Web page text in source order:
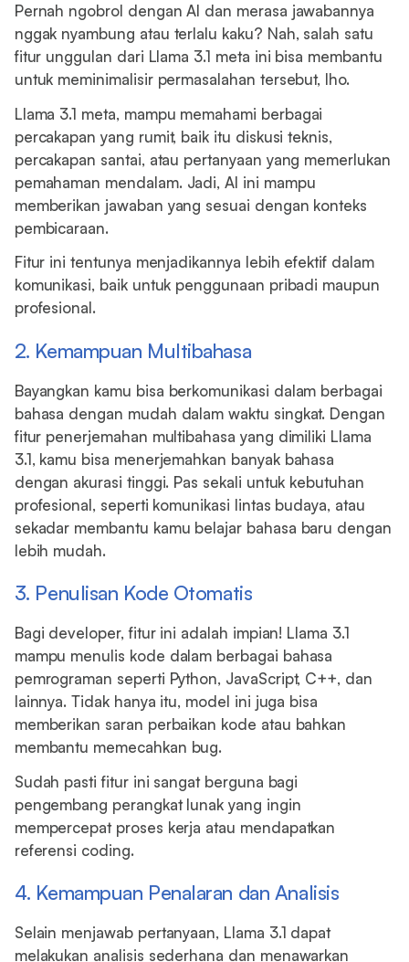
Pernah ngobrol dengan AI dan merasa jawabannya
nggak nyambung atau terlalu kaku? Nah, salah satu
fitur unggulan dari Llama 3.1 meta ini bisa membantu
untuk meminimalisir permasalahan tersebut, lho.
Llama 3.1 meta, mampu memahami berbagai
percakapan yang rumit, baik itu diskusi teknis,
percakapan santai, atau pertanyaan yang memerlukan
pemahaman mendalam. Jadi, AI ini mampu
memberikan jawaban yang sesuai dengan konteks
pembicaraan.
Fitur ini tentunya menjadikannya lebih efektif dalam
komunikasi, baik untuk penggunaan pribadi maupun
profesional.
2. Kemampuan Multibahasa
Bayangkan kamu bisa berkomunikasi dalam berbagai
bahasa dengan mudah dalam waktu singkat. Dengan
fitur penerjemahan multibahasa yang dimiliki Llama
3.1, kamu bisa menerjemahkan banyak bahasa
dengan akurasi tinggi. Pas sekali untuk kebutuhan
profesional, seperti komunikasi lintas budaya, atau
sekadar membantu kamu belajar bahasa baru dengan
lebih mudah.
3. Penulisan Kode Otomatis
Bagi developer, fitur ini adalah impian! Llama 3.1
mampu menulis kode dalam berbagai bahasa
pemrograman seperti Python, JavaScript, C++, dan
lainnya. Tidak hanya itu, model ini juga bisa
memberikan saran perbaikan kode atau bahkan
membantu memecahkan bug.
Sudah pasti fitur ini sangat berguna bagi
pengembang perangkat lunak yang ingin
mempercepat proses kerja atau mendapatkan
referensi coding.
4. Kemampuan Penalaran dan Analisis
Selain menjawab pertanyaan, Llama 3.1 dapat
melakukan analisis sederhana dan menawarkan